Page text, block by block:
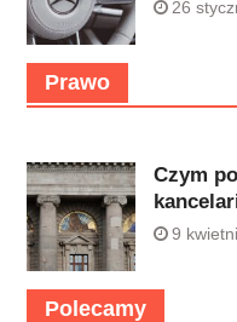
26
Prawo
Czym
9
Polecamy